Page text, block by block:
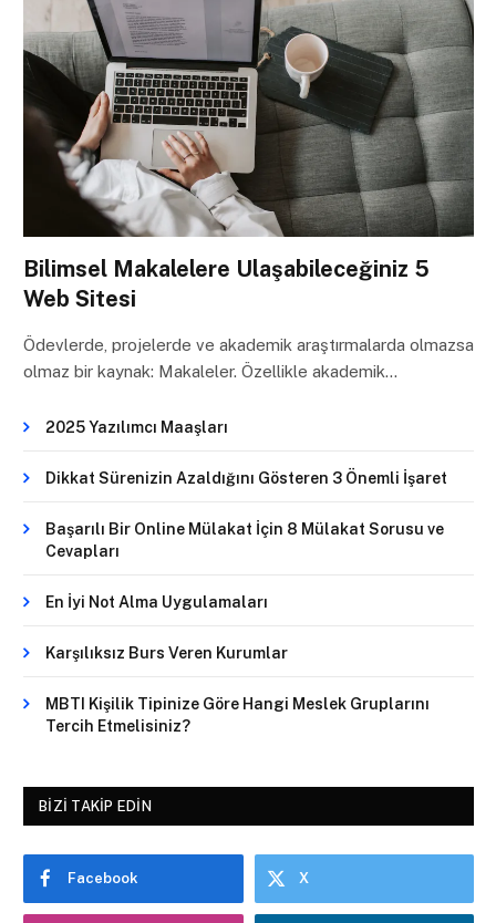
Bilimsel Makalelere Ulaşabileceğiniz 5
Web Sitesi
Ödevlerde, projelerde ve akademik araştırmalarda olmazsa
olmaz bir kaynak: Makaleler. Özellikle akademik…
2025 Yazılımcı Maaşları
Dikkat Sürenizin Azaldığını Gösteren 3 Önemli İşaret
Başarılı Bir Online Mülakat İçin 8 Mülakat Sorusu ve
Cevapları
En İyi Not Alma Uygulamaları
Karşılıksız Burs Veren Kurumlar
MBTI Kişilik Tipinize Göre Hangi Meslek Gruplarını
Tercih Etmelisiniz?
BIZI TAKIP EDIN
Facebook X